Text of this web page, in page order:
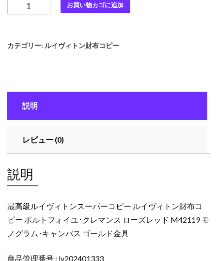
高
イ
ン
ー
コ
ー
ル
ヴ
ィ
ト
財
お買い物カゴに追加
カテゴリー: ルイヴィトン財布コピー
説明
レビュー (0)
説明
最高級ルイヴィトンスーパーコピー ルイヴィトン財布コ
ピー ポルトフォイユ･クレマンス ローズレッド M42119 モ
ノグラム･キャンバス ゴールド金具
商品管理番号 : lv202401333